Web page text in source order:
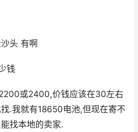
头 有啊
钱
或2400,价钱应该在30左右
.我就有18650电池,但现在寄不
找本地的卖家.